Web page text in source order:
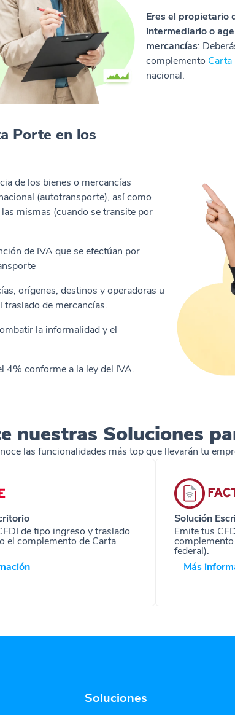
Eres el propietario
intermediario o
mercancías:
complemento
nacional.
Porte en los
de los bienes o mercancías
(autotransporte), así como
mismas (cuando se transite por
de IVA que se efectúan por
orígenes, destinos y operadoras u
traslado de mercancías.
la informalidad y el
4% conforme a la ley del IVA.
nuestras Soluciones
las funcionalidades más top que llevarán tu
de tipo ingreso y traslado
el complemento de Carta
Solución
Emite tus
federal).
Más
Soluciones